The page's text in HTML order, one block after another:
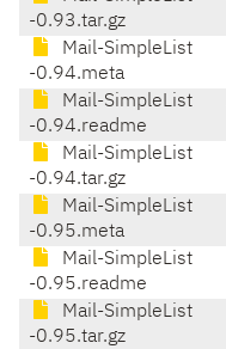
-0.93.tar.gz
Mail-SimpleList
-0.94.meta
Mail-SimpleList
-0.94.readme
Mail-SimpleList
-0.94.tar.gz
Mail-SimpleList
-0.95.meta
Mail-SimpleList
-0.95.readme
Mail-SimpleList
-0.95.tar.gz